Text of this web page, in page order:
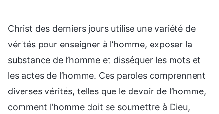
Christ des derniers jours utilise une variété de
vérités pour enseigner à l’homme, exposer la
substance de l’homme et disséquer les mots et
les actes de l’homme. Ces paroles comprennent
diverses vérités, telles que le devoir de l’homme,
comment l’homme doit se soumettre à Dieu,